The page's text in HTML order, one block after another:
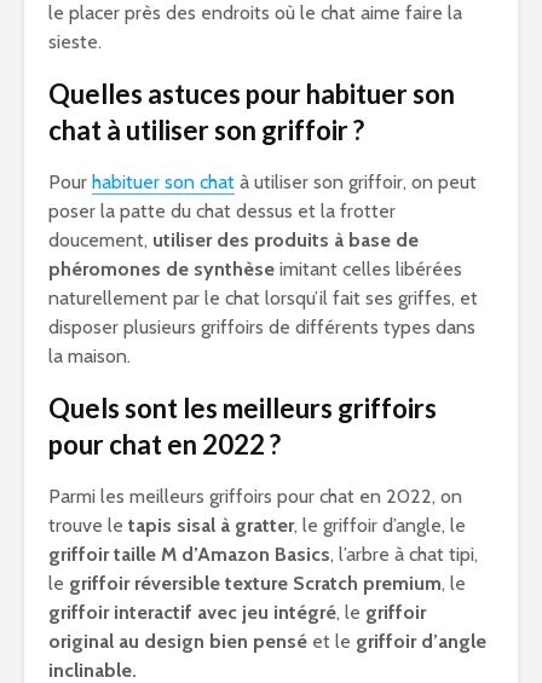
le placer près des endroits où le chat aime faire la
sieste.
Quelles astuces pour habituer son
chat à utiliser son griffoir ?
Pour habituer son chat à utiliser son griffoir, on peut
poser la patte du chat dessus et la frotter
doucement, utiliser des produits à base de
phéromones de synthèse imitant celles libérées
naturellement par le chat lorsqu’il fait ses griffes, et
disposer plusieurs griffoirs de différents types dans
la maison.
Quels sont les meilleurs griffoirs
pour chat en 2022 ?
Parmi les meilleurs griffoirs pour chat en 2022, on
trouve le tapis sisal à gratter, le griffoir d’angle, le
griffoir taille M d’Amazon Basics, l’arbre à chat tipi,
le griffoir réversible texture Scratch premium, le
griffoir interactif avec jeu intégré, le griffoir
original au design bien pensé et le griffoir d’angle
inclinable.